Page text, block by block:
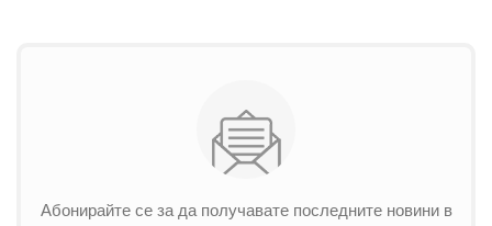
Абонирайте се за да получавате последните новини в